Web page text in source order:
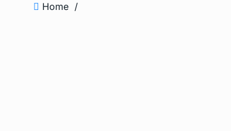
Home /